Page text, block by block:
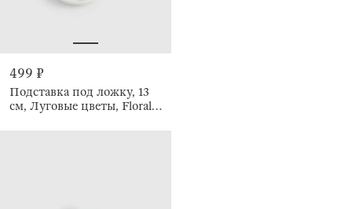
499 ₽
Подставка под ложку, 13
см, Луговые цветы, Floral